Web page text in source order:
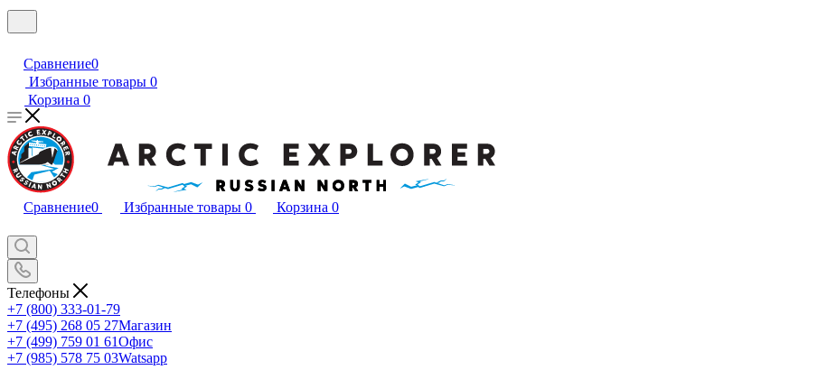
Сравнение0
Избранные товары 0
Корзина 0
Сравнение0 Избранные товары 0 Корзина 0
Телефоны
+7 (800) 333-01-79
+7 (495) 268 05 27Магазин
+7 (499) 759 01 61Офис
+7 (985) 578 75 03Watsapp